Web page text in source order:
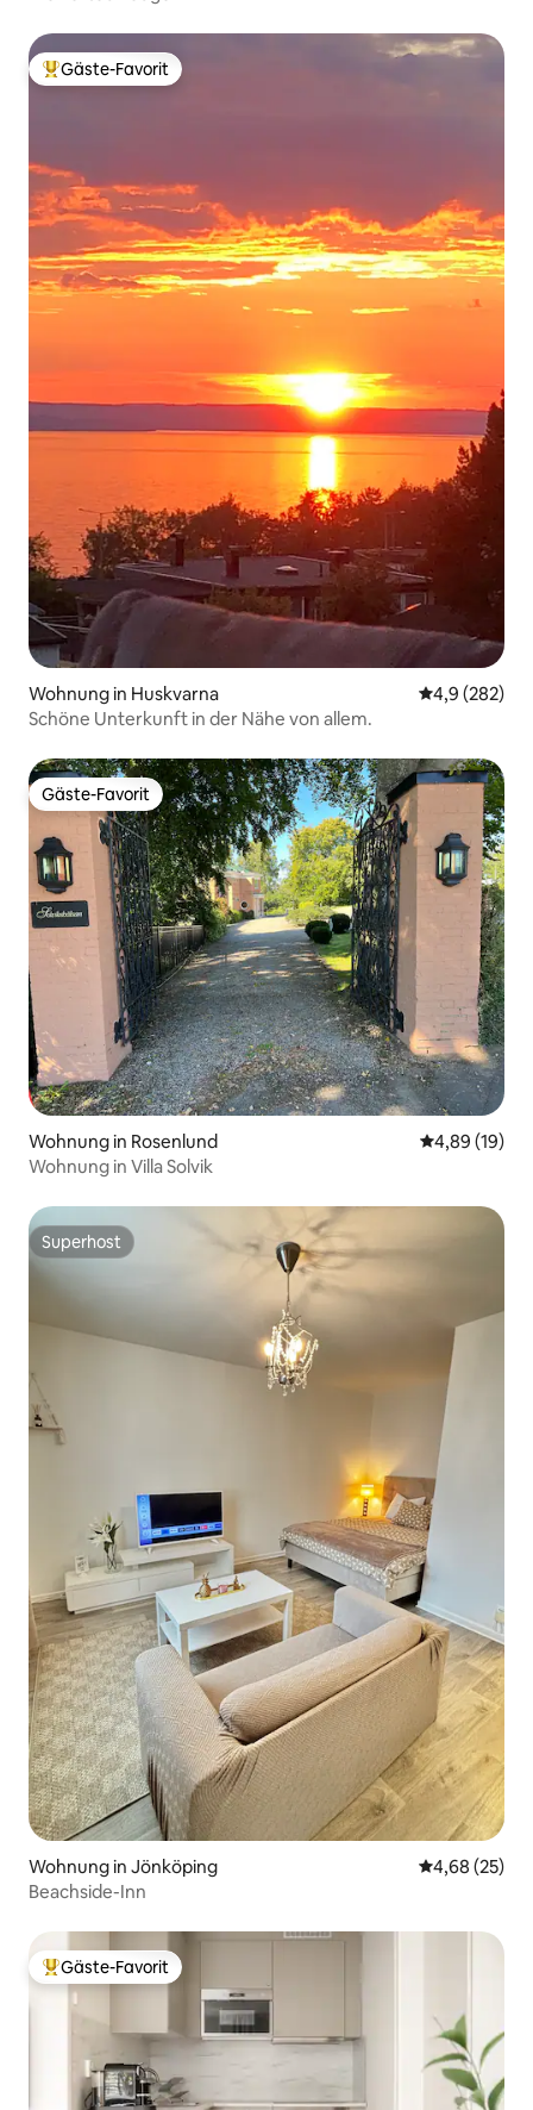
Beliebter Gäste-Favorit.
Gäste-Favorit
Wohnung in Huskvarna
4,9 (282)
Schöne Unterkunft in der Nähe von allem.
Gäste-Favorit
Gäste-Favorit
Wohnung in Rosenlund
4,89 (19)
Wohnung in Villa Solvik
Superhost
Superhost
Wohnung in Jönköping
4,68 (25)
Beachside-Inn
Beliebter Gäste-Favorit.
Gäste-Favorit